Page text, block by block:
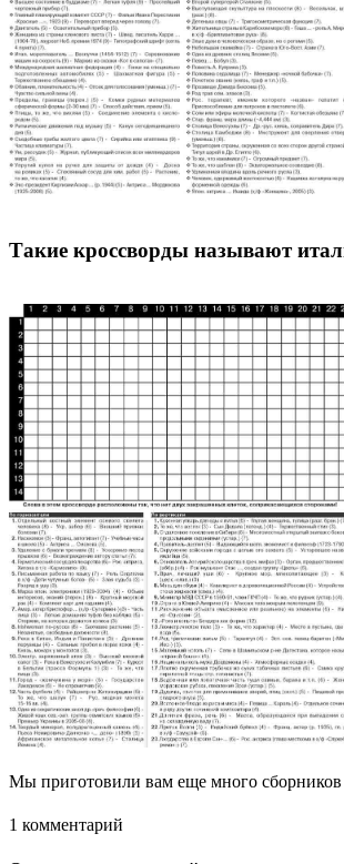
Такие кроссворды называют
Мы приготовили вам еще много сборников
1 комментарий